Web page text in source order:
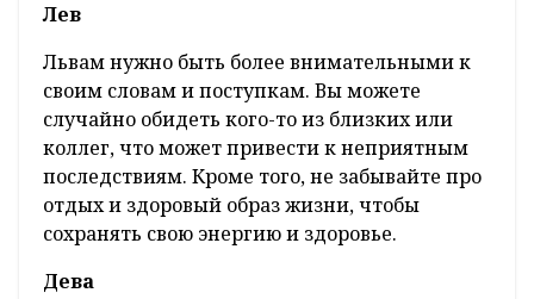
Лев
Львам нужно быть более внимательными к
своим словам и поступкам. Вы можете
случайно обидеть кого-то из близких или
коллег, что может привести к неприятным
последствиям. Кроме того, не забывайте про
отдых и здоровый образ жизни, чтобы
сохранять свою энергию и здоровье.
Дева